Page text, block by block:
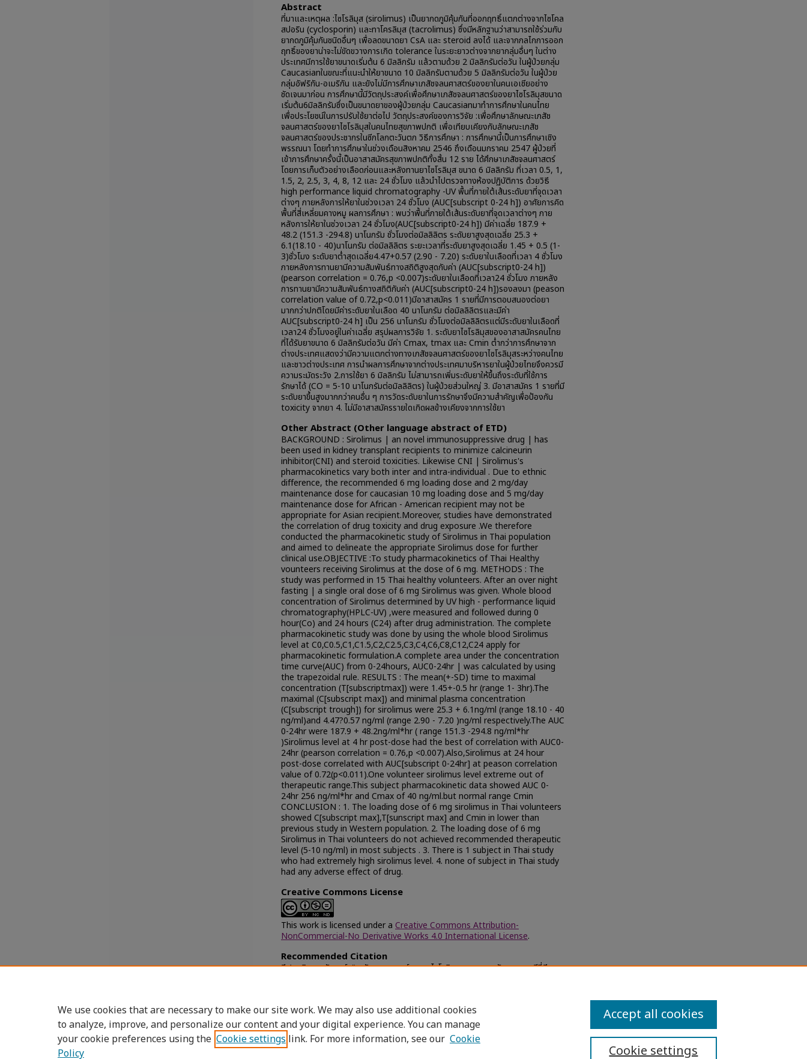
Abstract
ที่มาและเหตุผล :ไซโรลิมุส (sirolimus) เป็นยากดภูมิคุ้มกันที่ออกฤทธิ์แตกต่างจากไซโคล
สปอริน (cyclosporin) และทาโครลิมุส (tacrolimus) ซึ่งมีหลักฐานว่าสามารถใช้ร่วมกับ
ยากดภูมิคุ้มกันชนิดอื่นๆ เพื่อลดขนาดยา CsA และ steroid ลงได้ และจากกลไกการออก
ฤทธิ์ของยาน่าจะไม่ขัดขวางการเกิด tolerance ในระยะยาวต่างจากยากลุ่มอื่นๆ ในต่าง
ประเทศมีการใช้ยาขนาดเริ่มต้น 6 มิลลิกรัม แล้วตามด้วย 2 มิลลิกรัมต่อวัน ในผู้ป่วยกลุ่ม
Caucasianในขณะที่แนะนำให้ยาขนาด 10 มิลลิกรัมตามด้วย 5 มิลลิกรัมต่อวัน ในผู้ป่วย
กลุ่มอัฟริกัน-อเมริกัน และยังไม่มีการศึกษาเภสัชจลนศาสตร์ของยาในคนเอเชียอย่าง
ชัดเจนมาก่อน การศึกษานี้มีวัตถุประสงค์เพื่อศึกษาเภสัชจลนศาสตร์ของยาไซโรลิมุสขนาด
เริ่มต้น6มิลลิกรัมซึ่งเป็นขนาดยาของผู้ป่วยกลุ่ม Caucasianมาทำการศึกษาในคนไทย
เพื่อประโยชน์ในการปรับใช้ยาต่อไป วัตถุประสงค์ของการวิจัย :เพื่อศึกษาลักษณะเภสัช
จลนศาสตร์ของยาไซโรลิมุสในคนไทยสุขภาพปกติ เพื่อเทียบเคียงกับลักษณะเภสัช
จลนศาสตร์ของประชากรในซีกโลกตะวันตก วิธีการศึกษา : การศึกษานี้เป็นการศึกษาเชิง
พรรณนา โดยทำการศึกษาในช่วงเดือนสิงหาคม 2546 ถึงเดือนมกราคม 2547 ผู้ป่วยที่
เข้าการศึกษาครั้งนี้เป็นอาสาสมัครสุขภาพปกติทั้งสิ้น 12 ราย ได้ศึกษาเภสัชจลนศาสตร์
โดยการเก็บตัวอย่างเลือดก่อนและหลังทานยาไซโรลิมุส ขนาด 6 มิลลิกรัม ที่เวลา 0.5, 1,
1.5, 2, 2.5, 3, 4, 8, 12 และ 24 ชั่วโมง แล้วนำไปตรวจทางห้องปฏิบัติการ ด้วยวิธี
high performance liquid chromatography -UV พื้นที่ภายใต้เส้นระดับยาที่จุดเวลา
ต่างๆ ภายหลังการให้ยาในช่วงเวลา 24 ชั่วโมง (AUC[subscript 0-24 h]) อาศัยการคิด
พื้นที่สี่เหลี่ยมคางหมู ผลการศึกษา : พบว่าพื้นที่ภายใต้เส้นระดับยาที่จุดเวลาต่างๆ ภาย
หลังการให้ยาในช่วงเวลา 24 ชั่วโมง(AUC[subscript0-24 h]) มีค่าเฉลี่ย 187.9 +
48.2 (151.3 -294.8) นาโนกรัม ชั่วโมงต่อมิลลิลิตร ระดับยาสูงสุดเฉลี่ย 25.3 +
6.1(18.10 - 40)นาโนกรัม ต่อมิลลิลิตร ระยะเวลาที่ระดับยาสูงสุดเฉลี่ย 1.45 + 0.5 (1-
3)ชั่วโมง ระดับยาต่ำสุดเฉลี่ย4.47+0.57 (2.90 - 7.20) ระดับยาในเลือดที่เวลา 4 ชั่วโมง
ภายหลังการทานยามีความสัมพันธ์ทางสถิติสูงสุดกับค่า (AUC[subscript0-24 h])
(pearson correlation = 0.76,p <0.007)ระดับยาในเลือดที่เวลา24 ชั่วโมง ภายหลัง
การทานยามีความสัมพันธ์ทางสถิติกับค่า (AUC[subscript0-24 h])รองลงมา (peason
correlation value of 0.72,p<0.011)มีอาสาสมัคร 1 รายที่มีการตอบสนองต่อยา
มากกว่าปกติโดยมีค่าระดับยาในเลือด 40 นาโนกรัม ต่อมิลลิลิตรและมีค่า
AUC[subscript0-24 h] เป็น 256 นาโนกรัม ชั่วโมงต่อมิลลิลิตรแต่มีระดับยาในเลือดที่
เวลา24 ชั่วโมงอยู่ในค่าเฉลี่ย สรุปผลการวิจัย 1. ระดับยาไซโรลิมุสของอาสาสมัครคนไทย
ที่ได้รับยาขนาด 6 มิลลิกรัมต่อวัน มีค่า Cmax, tmax และ Cmin ต่ำกว่าการศึกษาจาก
ต่างประเทศแสดงว่ามีความแตกต่างทางเภสัชจลนศาสตร์ของยาไซโรลิมุสระหว่างคนไทย
และชาวต่างประเทศ การนำผลการศึกษาจากต่างประเทศมาบริหารยาในผู้ป่วยไทยจึงควรมี
ความระมัดระวัง 2.การใช้ยา 6 มิลลิกรัม ไม่สามารถเพิ่มระดับยาให้ขึ้นถึงระดับที่ใช้การ
รักษาได้ (CO = 5-10 นาโนกรัมต่อมิลลิลิตร) ในผู้ป่วยส่วนใหญ่ 3. มีอาสาสมัคร 1 รายที่มี
ระดับยาขึ้นสูงมากกว่าคนอื่น ๆ การวัดระดับยาในการรักษาจึงมีความสำคัญเพื่อป้องกัน
toxicity จากยา 4. ไม่มีอาสาสมัครรายใดเกิดผลข้างเคียงจากการใช้ยา
Other Abstract (Other language abstract of ETD)
BACKGROUND : Sirolimus | an novel immunosuppressive drug | has
been used in kidney transplant recipients to minimize calcineurin
inhibitor(CNI) and steroid toxicities. Likewise CNI | Sirolimus's
pharmacokinetics vary both inter and intra-individual . Due to ethnic
difference, the recommended 6 mg loading dose and 2 mg/day
maintenance dose for caucasian 10 mg loading dose and 5 mg/day
maintenance dose for African - American recipient may not be
appropriate for Asian recipient.Moreover, studies have demonstrated
the correlation of drug toxicity and drug exposure .We therefore
conducted the pharmacokinetic study of Sirolimus in Thai population
and aimed to delineate the appropriate Sirolimus dose for further
clinical use.OBJECTIVE :To study pharmacokinetics of Thai Healthy
vounteers receiving Sirolimus at the dose of 6 mg. METHODS : The
study was performed in 15 Thai healthy volunteers. After an over night
fasting | a single oral dose of 6 mg Sirolimus was given. Whole blood
concentration of Sirolimus determined by UV high - performance liquid
chromatography(HPLC-UV) ,were measured and followed during 0
hour(Co) and 24 hours (C24) after drug administration. The complete
pharmacokinetic study was done by using the whole blood Sirolimus
level at C0,C0.5,C1,C1.5,C2,C2.5,C3,C4,C6,C8,C12,C24 apply for
pharmacokinetic formulation.A complete area under the concentration
time curve(AUC) from 0-24hours, AUC0-24hr | was calculated by using
the trapezoidal rule. RESULTS : The mean(+-SD) time to maximal
concentration (T[subscriptmax]) were 1.45+-0.5 hr (range 1- 3hr).The
maximal (C[subscript max]) and minimal plasma concentration
(C[subscript trough]) for sirolimus were 25.3 + 6.1ng/ml (range 18.10 - 40
ng/ml)and 4.47?0.57 ng/ml (range 2.90 - 7.20 )ng/ml respectively.The AUC
0-24hr were 187.9 + 48.2ng/ml*hr ( range 151.3 -294.8 ng/ml*hr
)Sirolimus level at 4 hr post-dose had the best of correlation with AUC0-
24hr (pearson correlation = 0.76,p <0.007).Also,Sirolimus at 24 hour
post-dose correlated with AUC[subscript 0-24hr] at peason correlation
value of 0.72(p<0.011).One volunteer sirolimus level extreme out of
therapeutic range.This subject pharmacokinetic data showed AUC 0-
24hr 256 ng/ml*hr and Cmax of 40 ng/ml.but normal range Cmin
CONCLUSION : 1. The loading dose of 6 mg sirolimus in Thai volunteers
showed C[subscript max],T[sunscript max] and Cmin in lower than
previous study in Western population. 2. The loading dose of 6 mg
Sirolimus in Thai volunteers do not achieved recommended therapeutic
level (5-10 ng/ml) in most subjects . 3. There is 1 subject in Thai study
who had extremely high sirolimus level. 4. none of subject in Thai study
had any adverse effect of drug.
Creative Commons License
This work is licensed under a Creative Commons Attribution-
NonCommercial-No Derivative Works 4.0 International License.
Recommended Citation
ลีฬหวนิชกุล, อัษฎาศ์, "เภสัชจลนศาสตร์ของยาไซโรลิมุสของอาสาสมัครสุขภาพดีที่มีการ
We use cookies that are necessary to make our site work. We may also use additional cookies
to analyze, improve, and personalize our content and your digital experience. You can manage
your cookie preferences using the Cookie settings link. For more information, see our Cookie
Policy
Cookie settings
Accept all cookies